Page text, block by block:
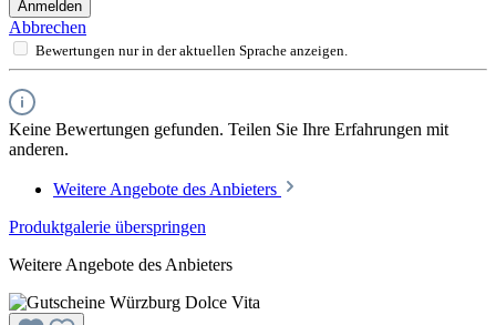
Anmelden
Abbrechen
Bewertungen nur in der aktuellen Sprache anzeigen.
Keine Bewertungen gefunden. Teilen Sie Ihre Erfahrungen mit
anderen.
Weitere Angebote des Anbieters
Produktgalerie überspringen
Weitere Angebote des Anbieters